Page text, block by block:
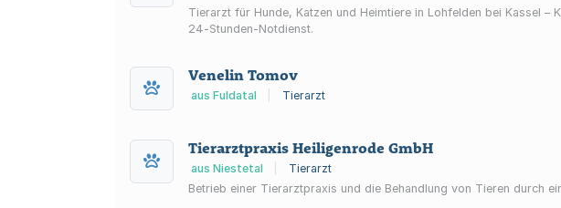
Tierarzt für Hunde, Katzen und Heimtiere in Lohfelden bei Kassel
24‑Stunden‑Notdienst.
Venelin Tomov
aus Fuldatal Tierarzt
Tierarztpraxis Heiligenrode GmbH
aus Niestetal
Tierarzt
Betrieb einer Tierarztpraxis und die Behandlung von Tieren durch